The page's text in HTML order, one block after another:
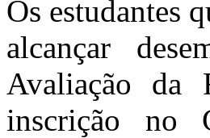
Os estudantes
alcançar
Avaliação da
inscrição no